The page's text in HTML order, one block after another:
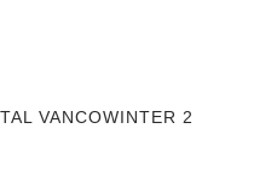
VANCOWINTER 2